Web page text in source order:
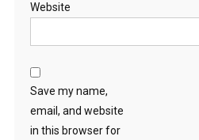
Website
Save my name,
email, and website
in this browser for